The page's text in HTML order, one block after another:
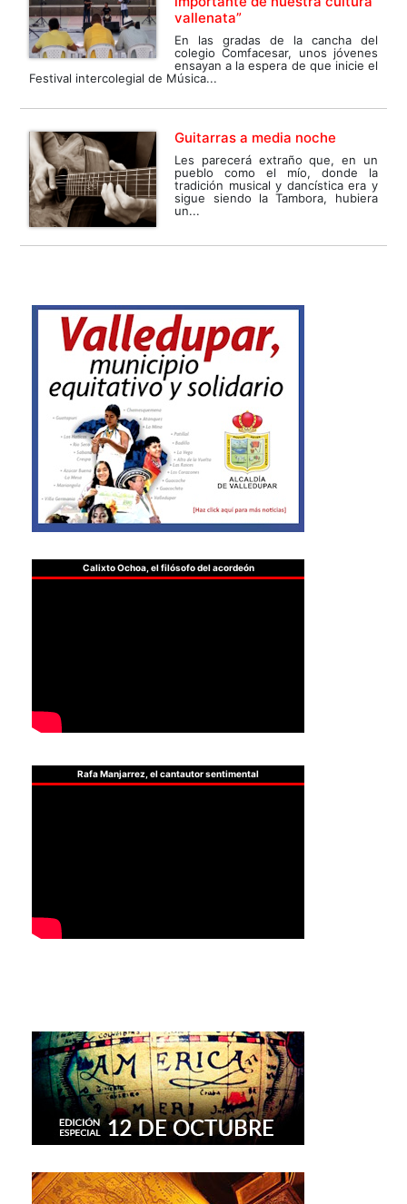
vallenata”
En las gradas de la cancha del
colegio Comfacesar, unos jóvenes
ensayan a la espera de que inicie el
Festival intercolegial de Música...
Guitarras a media noche
Les parecerá extraño que, en un
pueblo como el mío, donde la
tradición musical y dancística era y
sigue siendo la Tambora, hubiera
un...
Calixto Ochoa, el filósofo del acordeón
Rafa Manjarrez, el cantautor sentimental